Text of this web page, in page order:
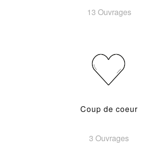
13 Ouvrages
Coup de coeur
3 Ouvrages